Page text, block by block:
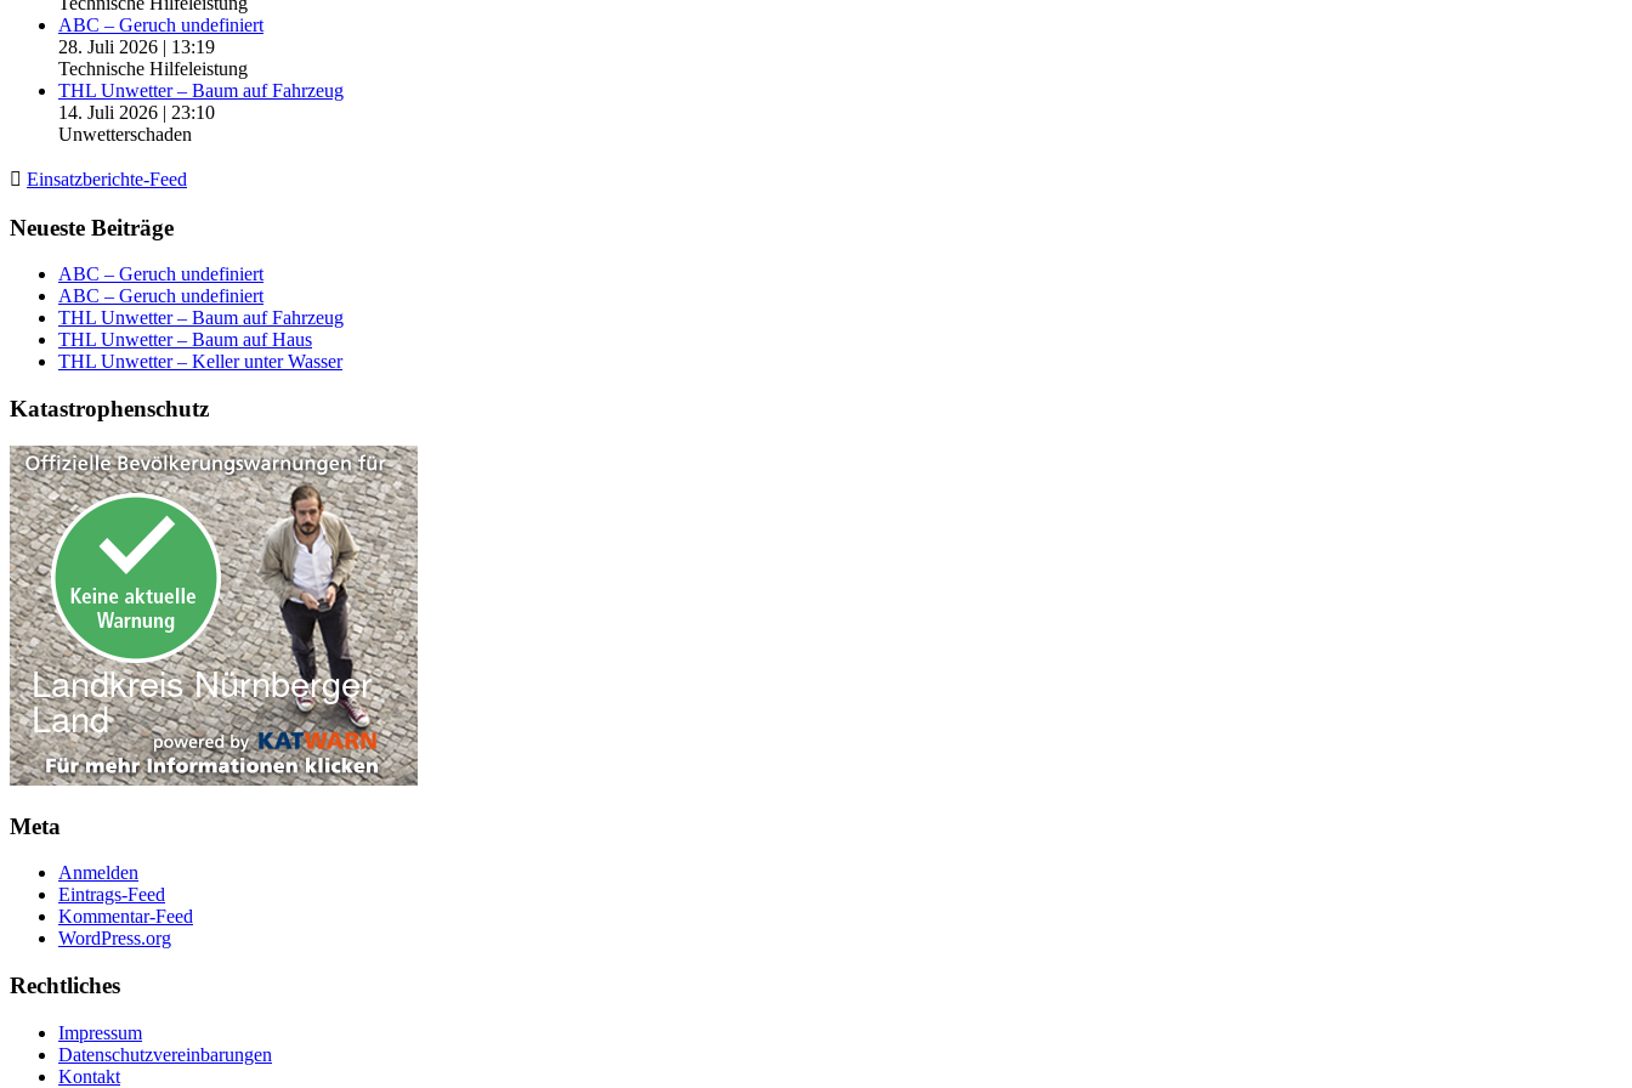
ABC – Geruch undefiniert
28. Juli 2026 | 13:19
Technische Hilfeleistung
THL Unwetter – Baum auf Fahrzeug
14. Juli 2026 | 23:10
Unwetterschaden
Einsatzberichte-Feed
Neueste Beiträge
ABC – Geruch undefiniert
ABC – Geruch undefiniert
THL Unwetter – Baum auf Fahrzeug
THL Unwetter – Baum auf Haus
THL Unwetter – Keller unter Wasser
Katastrophenschutz
Meta
Anmelden
Eintrags-Feed
Kommentar-Feed
WordPress.org
Rechtliches
Impressum
Datenschutzvereinbarungen
Kontakt